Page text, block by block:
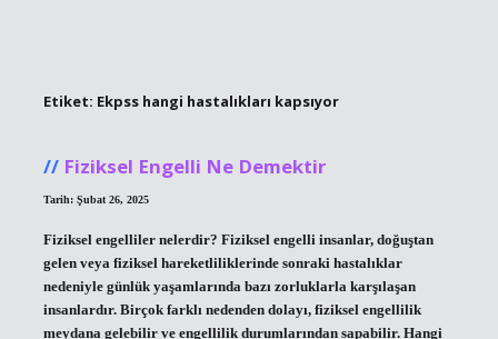
Etiket: Ekpss hangi hastalıkları kapsıyor
Fiziksel Engelli Ne Demektir
Tarih: Şubat 26, 2025
Fiziksel engelliler nelerdir? Fiziksel engelli insanlar, doğuştan
gelen veya fiziksel hareketliliklerinde sonraki hastalıklar
nedeniyle günlük yaşamlarında bazı zorluklarla karşılaşan
insanlardır. Birçok farklı nedenden dolayı, fiziksel engellilik
meydana gelebilir ve engellilik durumlarından sapabilir. Hangi